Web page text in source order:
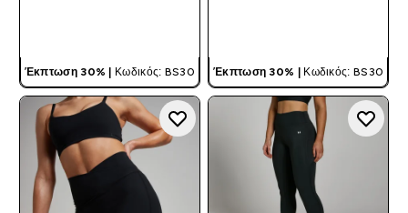
Έκπτωση 30% | Κωδικός: BS30 Έκπτωση 30% | Κωδικός: BS30